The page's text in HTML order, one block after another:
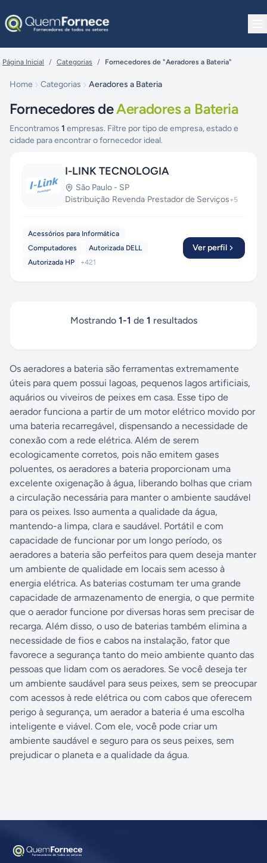
Página Inicial / Categorias / Fornecedores de "Aeradores a Bateria"
Home Categorias Aeradores a Bateria
Fornecedores deAeradores a Bateria
Encontramos 1 empresas. Filtre por tipo de empresa, estado e
cidade para encontrar o fornecedor ideal.
I-LINK TECNOLOGIA
São Paulo - SP
Distribuição·Revenda·Prestador de Serviços+5
Acessórios para Informática
Computadores
Autorizada DELL
Autorizada HP
+421
Ver perfil
Mostrando 1-1 de 1 resultados
Os aeradores a bateria são ferramentas extremamente
úteis para quem possui lagoas, pequenos lagos artificiais,
aquários ou viveiros de peixes em casa. Esse tipo de
aerador funciona a partir de um motor elétrico movido por
uma bateria recarregável, dispensando a necessidade de
conexão com a rede elétrica. Além de serem
ecologicamente corretos, pois não emitem gases
poluentes, os aeradores a bateria proporcionam uma
excelente oxigenação à água, liberando bolhas que criam
a circulação necessária para manter o ambiente saudável
para os peixes. Isso aumenta a qualidade da água,
mantendo-a limpa, clara e saudável. Portátil e com
capacidade de funcionar por um longo período, os
aeradores a bateria são perfeitos para quem deseja manter
um ambiente de qualidade em locais sem acesso à
energia elétrica. As baterias costumam ter uma grande
capacidade de armazenamento de energia, o que permite
que o aerador funcione por diversas horas sem precisar de
recarga. Além disso, o uso de baterias também elimina a
necessidade de fios e cabos na instalação, fator que
favorece a segurança tanto do meio ambiente quanto das
pessoas que lidam com os aeradores. Se você deseja ter
um ambiente saudável para seus peixes, sem se preocupar
com acessos à rede elétrica ou com cabos que oferecem
perigo à segurança, um aerador a bateria é uma escolha
inteligente e viável. Com ele, você pode criar um
ambiente saudável e seguro para os seus peixes, sem
prejudicar o planeta e a qualidade da água.